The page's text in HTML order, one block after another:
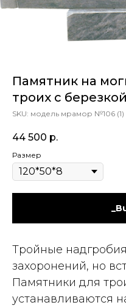
Памятник на
троих с березкой
SKU: модель мрамор №106 (1)
44 500 р.
Размер
Тройные
захоронений, но
Памятники для
устанавливаются